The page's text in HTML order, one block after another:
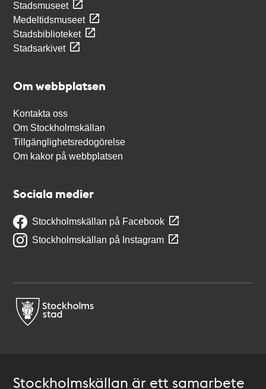
Stadsmuseet
Medeltidsmuseet
Stadsbiblioteket
Stadsarkivet
Om webbplatsen
Kontakta oss
Om Stockholmskällan
Tillgänglighetsredogörelse
Om kakor på webbplatsen
Sociala medier
Stockholmskällan på Facebook
Stockholmskällan på Instagram
Stockholmskällan är ett samarbete